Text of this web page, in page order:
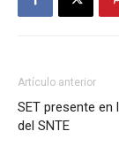
Artículo anterior
SET presente en
del SNTE